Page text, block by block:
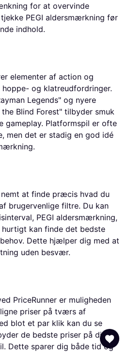
for at overvinde
PEGI aldersmærkning før
indhold.
elementer af action og
og klatreudfordringer.
Legends" og nyere
Blind Forest" tilbyder smuk
gameplay. Platformspil er ofte
men det er stadig en god idé
at finde præcis hvad du
brugervenlige filtre. Du kan
PEGI aldersmærkning,
hurtigt kan finde det bedste
Dette hjælper dig med at
uden besvær.
PriceRunner er muligheden
priser på tværs af
blot et par klik kan du se
de bedste priser på dit
Dette sparer dig både tid og